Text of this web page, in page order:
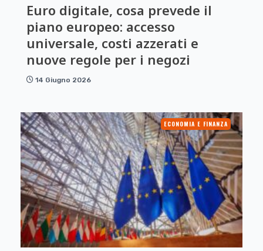
Euro digitale, cosa prevede il
piano europeo: accesso
universale, costi azzerati e
nuove regole per i negozi
14 Giugno 2026
ECONOMIA E FINANZA